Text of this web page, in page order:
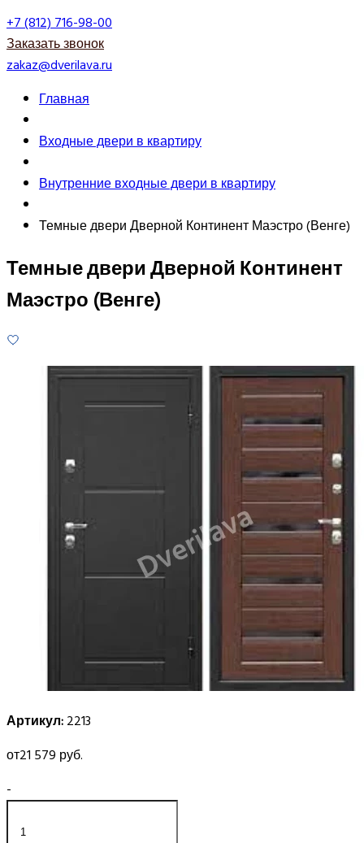
+7 (812) 716-98-00
Заказать звонок
zakaz@dverilava.ru
Главная
Входные двери в квартиру
Внутренние входные двери в квартиру
Темные двери Дверной Континент Маэстро (Венге)
Темные двери Дверной Континент
Маэстро (Венге)
Артикул:2213
от21 579 руб.
-